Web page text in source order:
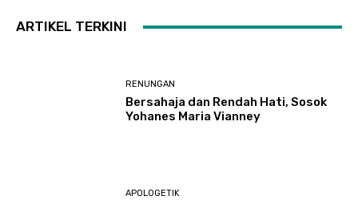
ARTIKEL TERKINI
RENUNGAN
Bersahaja dan Rendah Hati, Sosok
Yohanes Maria Vianney
APOLOGETIK